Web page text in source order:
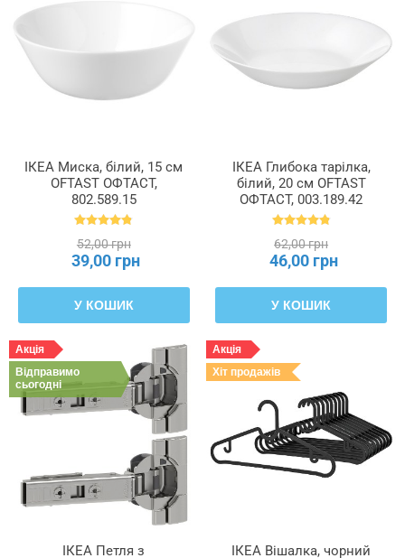
ІКЕА Миска, білий, 15 см
OFTAST ОФТАСТ,
802.589.15
52,00 грн
39,00 грн
У КОШИК
ІКЕА Глибока тарілка,
білий, 20 см OFTAST
ОФТАСТ, 003.189.42
62,00 грн
46,00 грн
У КОШИК
Акція
Відправимо
сьогодні
ІКЕА Петля з
Акція
Хіт продажів
ІКЕА Вішалка, чорний